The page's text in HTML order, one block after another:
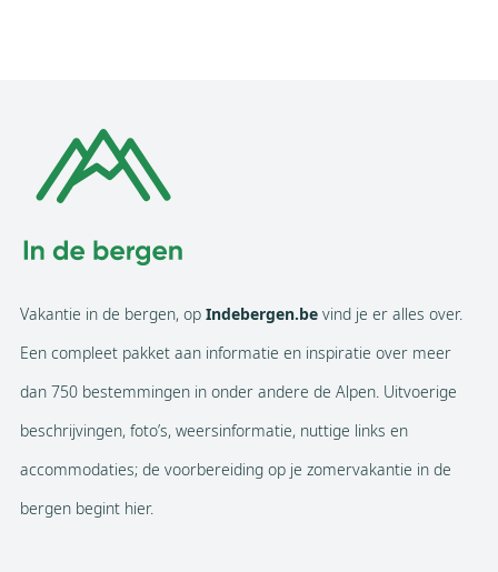
Vakantie in de bergen, op Indebergen.be vind je er alles over.
Een compleet pakket aan informatie en inspiratie over meer
dan 750 bestemmingen in onder andere de Alpen. Uitvoerige
beschrijvingen, foto’s, weersinformatie, nuttige links en
accommodaties; de voorbereiding op je zomervakantie in de
bergen begint hier.